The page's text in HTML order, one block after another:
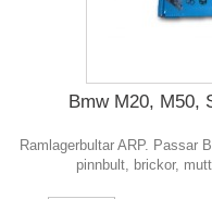
Bmw M20, M50,
Ramlagerbultar ARP. Passar
pinnbult, brickor,